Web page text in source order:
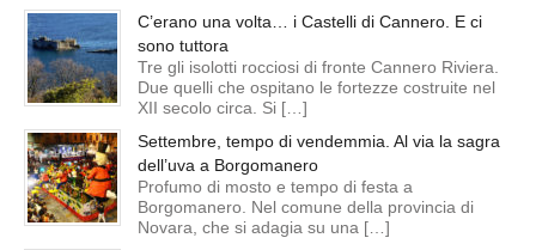
C’erano una volta… i Castelli di Cannero. E ci
sono tuttora
Tre gli isolotti rocciosi di fronte Cannero Riviera.
Due quelli che ospitano le fortezze costruite nel
XII secolo circa. Si […]
Settembre, tempo di vendemmia. Al via la sagra
dell’uva a Borgomanero
Profumo di mosto e tempo di festa a
Borgomanero. Nel comune della provincia di
Novara, che si adagia su una […]